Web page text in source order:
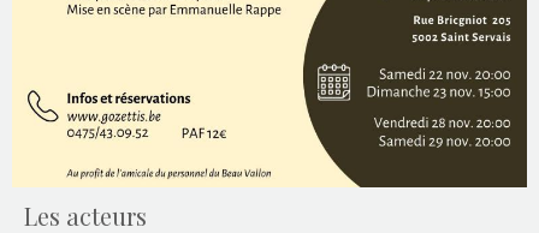
Les acteurs